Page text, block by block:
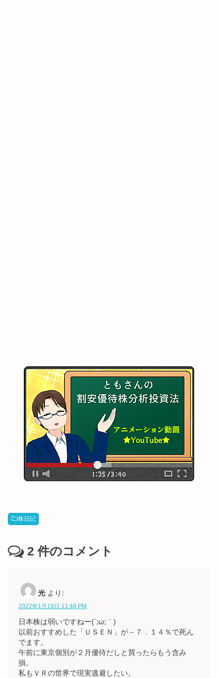
株日記
2 件のコメント
光 より:
2022年1月19日 11:48 PM
日本株は弱いですねー(´;ω;｀)
以前おすすめした「ＵＳＥＮ」が－７．１４％で死ん
でます。
午前に東京個別が２月優待だしと買ったらもう含み
損。
私もＶＲの世界で現実逃避したい。